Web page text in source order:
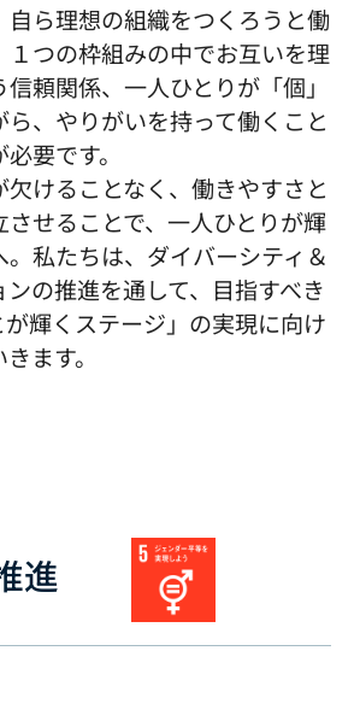
自ら理想の組織をつくろうと働
１つの枠組みの中でお互いを理
頼関係、一人ひとりが「個」
ら、やりがいを持って働くこと
要です。
欠けることなく、働きやすさと
せることで、一人ひとりが輝
。私たちは、ダイバーシティ＆
の推進を通して、目指すべき
が輝くステージ」の実現に向け
ます。
進